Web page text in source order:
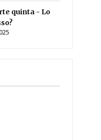
quinta - Lo